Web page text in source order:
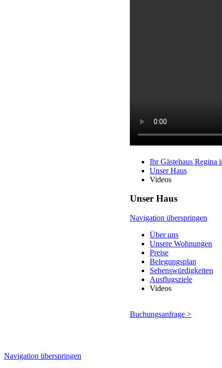
Ihr Gästehaus Regina
Unser Haus
Videos
Unser Haus
Navigation überspringen
Über uns
Unsere Wohnungen
Preise
Belegungsplan
Sehenswürdigkeiten
Ausflugsziele
Videos
Buchungsanfrage >
Navigation überspringen